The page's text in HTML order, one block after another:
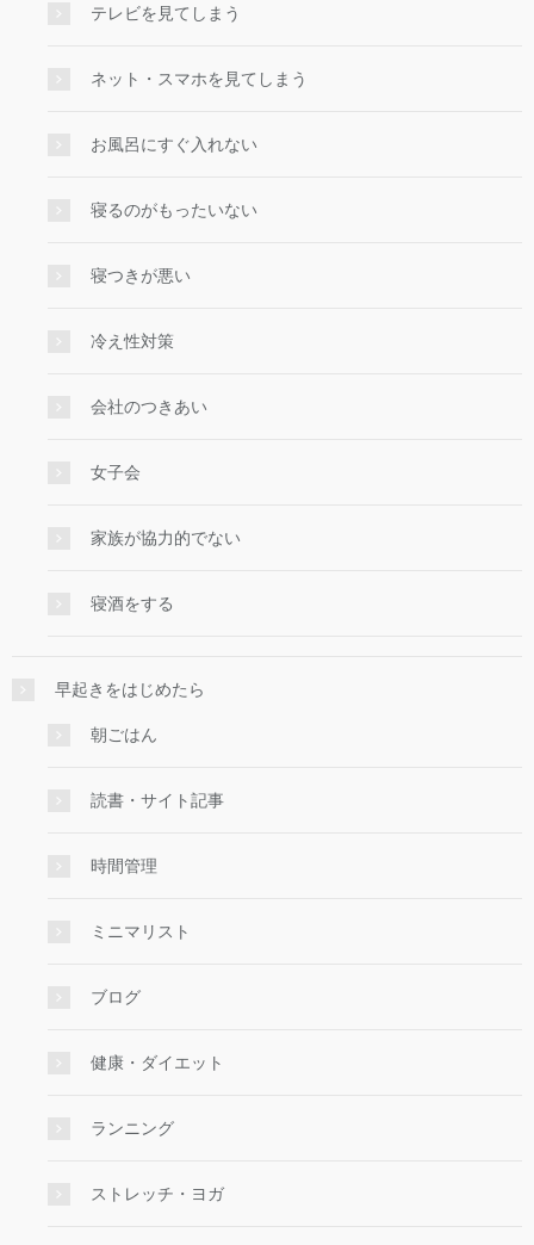
テレビを見てしまう
ネット・スマホを見てしまう
お風呂にすぐ入れない
寝るのがもったいない
寝つきが悪い
冷え性対策
会社のつきあい
女子会
家族が協力的でない
寝酒をする
早起きをはじめたら
朝ごはん
読書・サイト記事
時間管理
ミニマリスト
ブログ
健康・ダイエット
ランニング
ストレッチ・ヨガ